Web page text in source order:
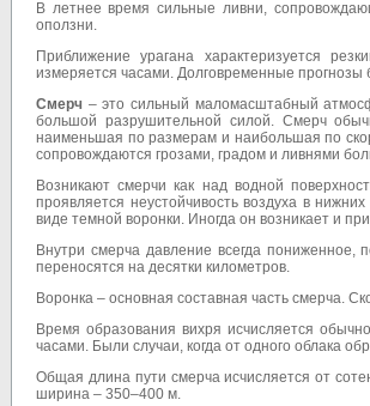
В летнее время сильные ливни,
оползни.
Приближение урагана характеризуется
измеряется часами. Долговременные
Смерч – это сильный маломасштабный
большой разрушительной силой. Смерч
наименьшая по размерам и наибольшая по
сопровождаются грозами, градом и ливнями
Возникают смерчи как над водной
проявляется неустойчивость воздуха в
виде темной воронки. Иногда он возникает и
Внутри смерча давление всегда
переносятся на десятки километров.
Воронка – основная составная часть смерча.
Время образования вихря исчисляется
часами. Были случаи, когда от одного облака
Общая длина пути смерча исчисляется от
ширина – 350–400 м.